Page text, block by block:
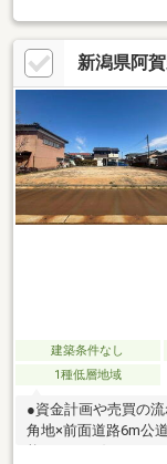
分登記簿売買、契約
らの乗り入れを拡幅
す。本土地は、令和
新潟県阿
建築条件なし
1種低層地域
●資金計画や売買の
角地×前面道路6m公
能です♪■お好きなハ